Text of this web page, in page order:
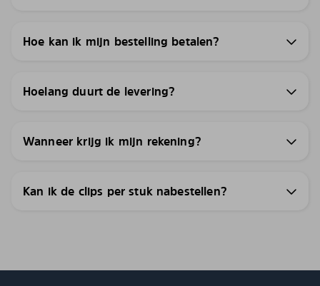
Hoe kan ik mijn bestelling betalen?
Hoelang duurt de levering?
Wanneer krijg ik mijn rekening?
Kan ik de clips per stuk nabestellen?